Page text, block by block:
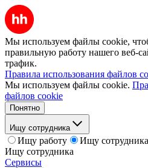
Мы используем файлы cookie,
правильную работу нашего веб-
трафик.
Правила использования файлов
Мы используем файлы cookie.
файлов cookie
Понятно
Ищу сотрудника
Ищу работу
Ищу сотрудника
Ищу сотрудника
Сервисы